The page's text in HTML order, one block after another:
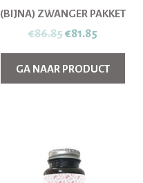
(BIJNA) ZWANGER PAKKET
€86.85
prijs
was:
€81.85
prijs
is:
GA NAAR PRODUCT